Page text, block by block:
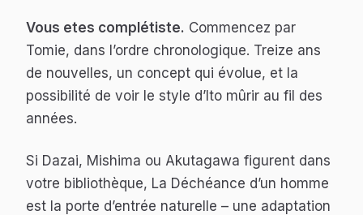
Vous etes complétiste. Commencez par
Tomie, dans l’ordre chronologique. Treize ans
de nouvelles, un concept qui évolue, et la
possibilité de voir le style d’Ito mûrir au fil des
années.
Si Dazai, Mishima ou Akutagawa figurent dans
votre bibliothèque, La Déchéance d’un homme
est la porte d’entrée naturelle – une adaptation